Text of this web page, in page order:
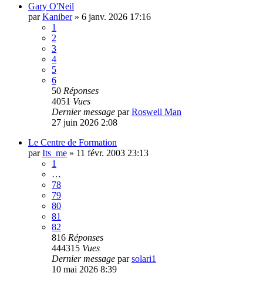
Gary O'Neil
parKaniber» 6 janv. 2026 17:16
1
2
3
4
5
6
50 Réponses
4051 Vues
Dernier message parRoswell Man
27 juin 2026 2:08
Le Centre de Formation
parIts_me » 11 févr. 2003 23:13
1
…
78
79
80
81
82
816 Réponses
444315 Vues
Dernier message parsolari1
10 mai 2026 8:39